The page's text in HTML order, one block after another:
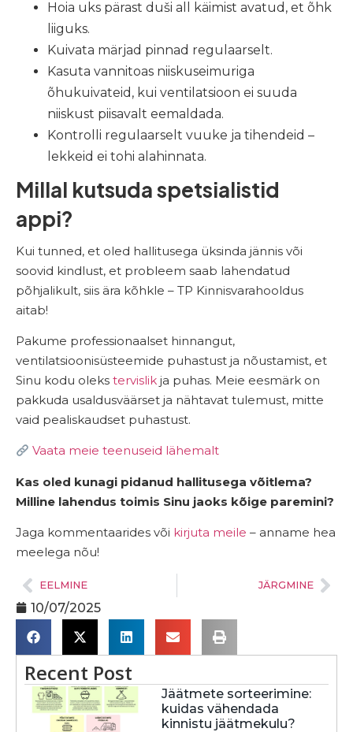
Hoia uks pärast duši all käimist avatud, et õhk
liiguks.
Kuivata märjad pinnad regulaarselt.
Kasuta vannitoas niiskuseimuriga
õhukuivateid, kui ventilatsioon ei suuda
niiskust piisavalt eemaldada.
Kontrolli regulaarselt vuuke ja tihendeid –
lekkeid ei tohi alahinnata.
Millal kutsuda spetsialistid
appi?
Kui tunned, et oled hallitusega üksinda jännis või
soovid kindlust, et probleem saab lahendatud
põhjalikult, siis ära kõhkle – TP Kinnisvarahooldus
aitab!
Pakume professionaalset hinnangut,
ventilatsioonisüsteemide puhastust ja nõustamist, et
Sinu kodu oleks tervislik ja puhas. Meie eesmärk on
pakkuda usaldusväärset ja nähtavat tulemust, mitte
vaid pealiskaudset puhastust.
Vaata meie teenuseid lähemalt
Kas oled kunagi pidanud hallitusega võitlema?
Milline lahendus toimis Sinu jaoks kõige paremini?
Jaga kommentaarides või kirjuta meile – anname hea
meelega nõu!
EELMINE JÄRGMINE
10/07/2025
Recent Post
Jäätmete sorteerimine:
kuidas vähendada
kinnistu jäätmekulu?